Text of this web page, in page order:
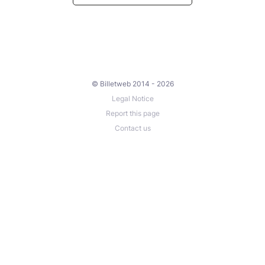
© Billetweb 2014 - 2026
Legal Notice
Report this page
Contact us